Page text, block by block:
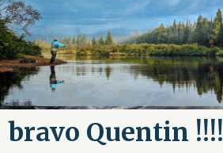
bravo Quentin !!!!